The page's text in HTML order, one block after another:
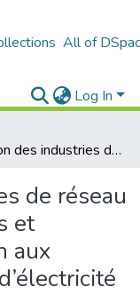
All of
Log In
Régulation des industries de réseau : fondements théoriques et proposition d’application aux réseaux de distribution d’électricité en Algérie
de réseau
et
aux